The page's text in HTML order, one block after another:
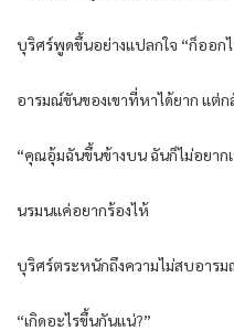
บุริศร์พูดขึ้นอย่างแปลกใจ “ก็ออก
อารมณ์ขันของเขาที่หาได้ยาก แต่
“คุณอุ้มฉันขึ้นข้างบน ฉันก็ไม่อยาก
นรมนแค่อยากร้องไห้
บุริศร์ตระหนักถึงความไม่สบอาร
“เกิดอะไรขึ้นกันแน่?”